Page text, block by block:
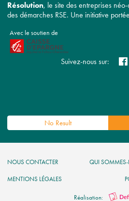
Résolution, le site des entreprises
des démarches RSE. Une initiative
Avec le soutien de
Suivez-nous sur:
No Result
NOUS CONTACTER QUI
MENTIONS LÉGALES
Réalisation: